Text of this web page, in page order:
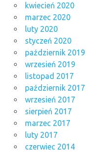
kwiecień 2020
marzec 2020
luty 2020
styczeń 2020
październik 2019
wrzesień 2019
listopad 2017
październik 2017
wrzesień 2017
sierpień 2017
marzec 2017
luty 2017
czerwiec 2014